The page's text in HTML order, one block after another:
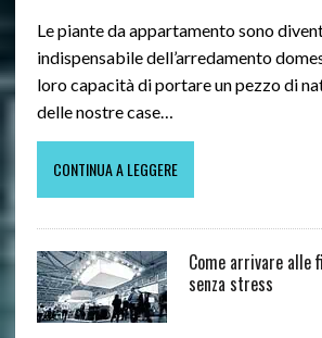
Le piante da appartamento sono
indispensabile dell’arredamento
loro capacità di portare un pezzo di
delle nostre case…
CONTINUA A LEGGERE
Come arrivare alle
senza stress